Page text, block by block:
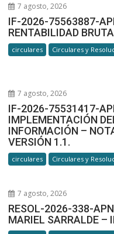
7 agosto, 2026
IF-2026-75563887-
RENTABILIDAD
circulares Circulares y
7 agosto, 2026
IF-2026-75531417-
IMPLEMENTACIÓN
INFORMACIÓN –
VERSIÓN 1.1.
circulares Circulares y
7 agosto, 2026
RESOL-2026-338-
MARIEL SARRALDE –